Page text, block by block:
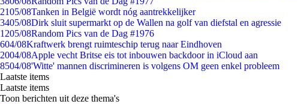
2105/08Tanken in België wordt nóg aantrekkelijker
3405/08Dirk sluit supermarkt op de Wallen na golf van diefstal en agressie
1205/08Random Pics van de Dag #1976
604/08Kraftwerk brengt ruimteschip terug naar Eindhoven
2004/08Apple vecht Britse eis tot inbouwen backdoor in iCloud aan
8504/08'Witte' mannen discrimineren is volgens OM geen enkel probleem
Laatste items
Laatste items
Toon berichten uit deze thema's